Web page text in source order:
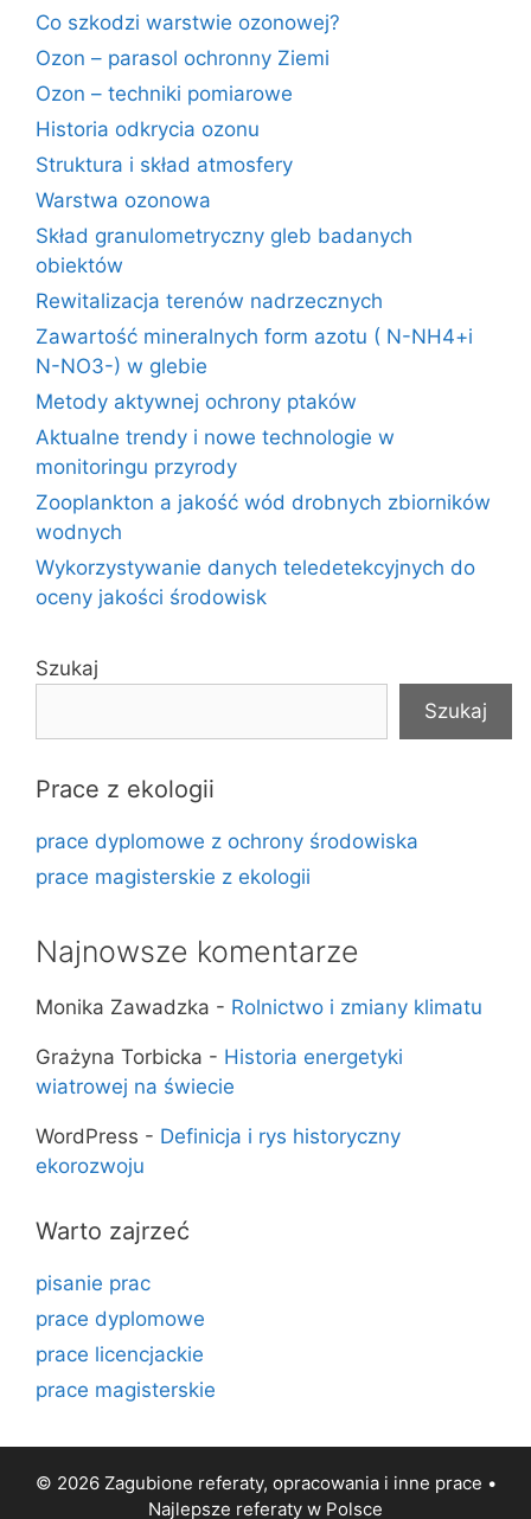
Co szkodzi warstwie ozonowej?
Ozon – parasol ochronny Ziemi
Ozon – techniki pomiarowe
Historia odkrycia ozonu
Struktura i skład atmosfery
Warstwa ozonowa
Skład granulometryczny gleb badanych
obiektów
Rewitalizacja terenów nadrzecznych
Zawartość mineralnych form azotu ( N-NH4+i
N-NO3-) w glebie
Metody aktywnej ochrony ptaków
Aktualne trendy i nowe technologie w
monitoringu przyrody
Zooplankton a jakość wód drobnych zbiorników
wodnych
Wykorzystywanie danych teledetekcyjnych do
oceny jakości środowisk
Szukaj
Szukaj
Prace z ekologii
prace dyplomowe z ochrony środowiska
prace magisterskie z ekologii
Najnowsze komentarze
Monika Zawadzka - Rolnictwo i zmiany klimatu
Grażyna Torbicka - Historia energetyki
wiatrowej na świecie
WordPress - Definicja i rys historyczny
ekorozwoju
Warto zajrzeć
pisanie prac
prace dyplomowe
prace licencjackie
prace magisterskie
© 2026 Zagubione referaty, opracowania i inne prace •
Najlepsze referaty w Polsce